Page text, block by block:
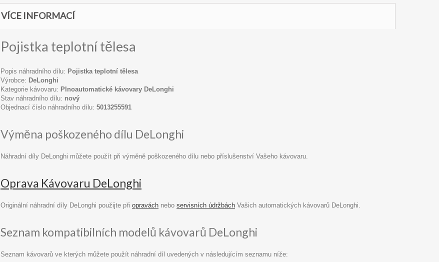
VÍCE INFORMACÍ
Pojistka teplotní tělesa
Popis náhradního dílu: Pojistka teplotní tělesa
Výrobce: DeLonghi
Kategorie kávovaru: Plnoautomatické kávovary DeLonghi
Stav náhradního dílu: nový
Objednací číslo náhradního dílu: 5013255591
Výměna poškozeného dílu DeLonghi
Náhradní díly DeLonghi můžete použít při výměně poškozeného dílu nebo příslušenství Vašeho kávovaru.
Oprava Kávovaru DeLonghi
Originální náhradní díly DeLonghi použijte při opravách nebo servisních údržbách Vašich automatických kávovarů DeLonghi.
Seznam kompatibilních modelů kávovarů DeLonghi
Seznam kávovarů ve kterých můžete použít náhradní díl uvedených v následujícím seznamu níže: